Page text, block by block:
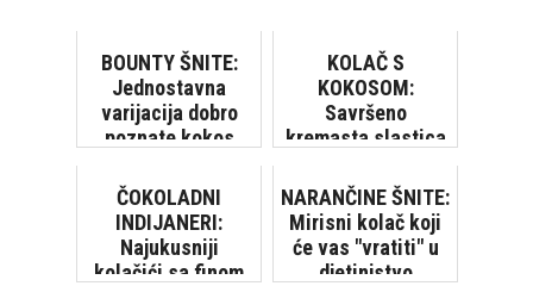
BOUNTY ŠNITE:
Jednostavna
varijacija dobro
poznate kokos
KOLAČ S
KOKOSOM:
Savršeno
kremasta slastica
ČOKOLADNI
INDIJANERI:
Najukusniji
kolačići sa finom
NARANČINE ŠNITE:
Mirisni kolač koji
će vas "vratiti" u
djetinjstvo